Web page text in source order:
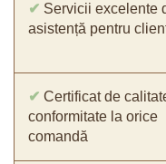
✔ Servicii excelente
asistență pentru
✔ Certificat de
conformitate la orice
comandă